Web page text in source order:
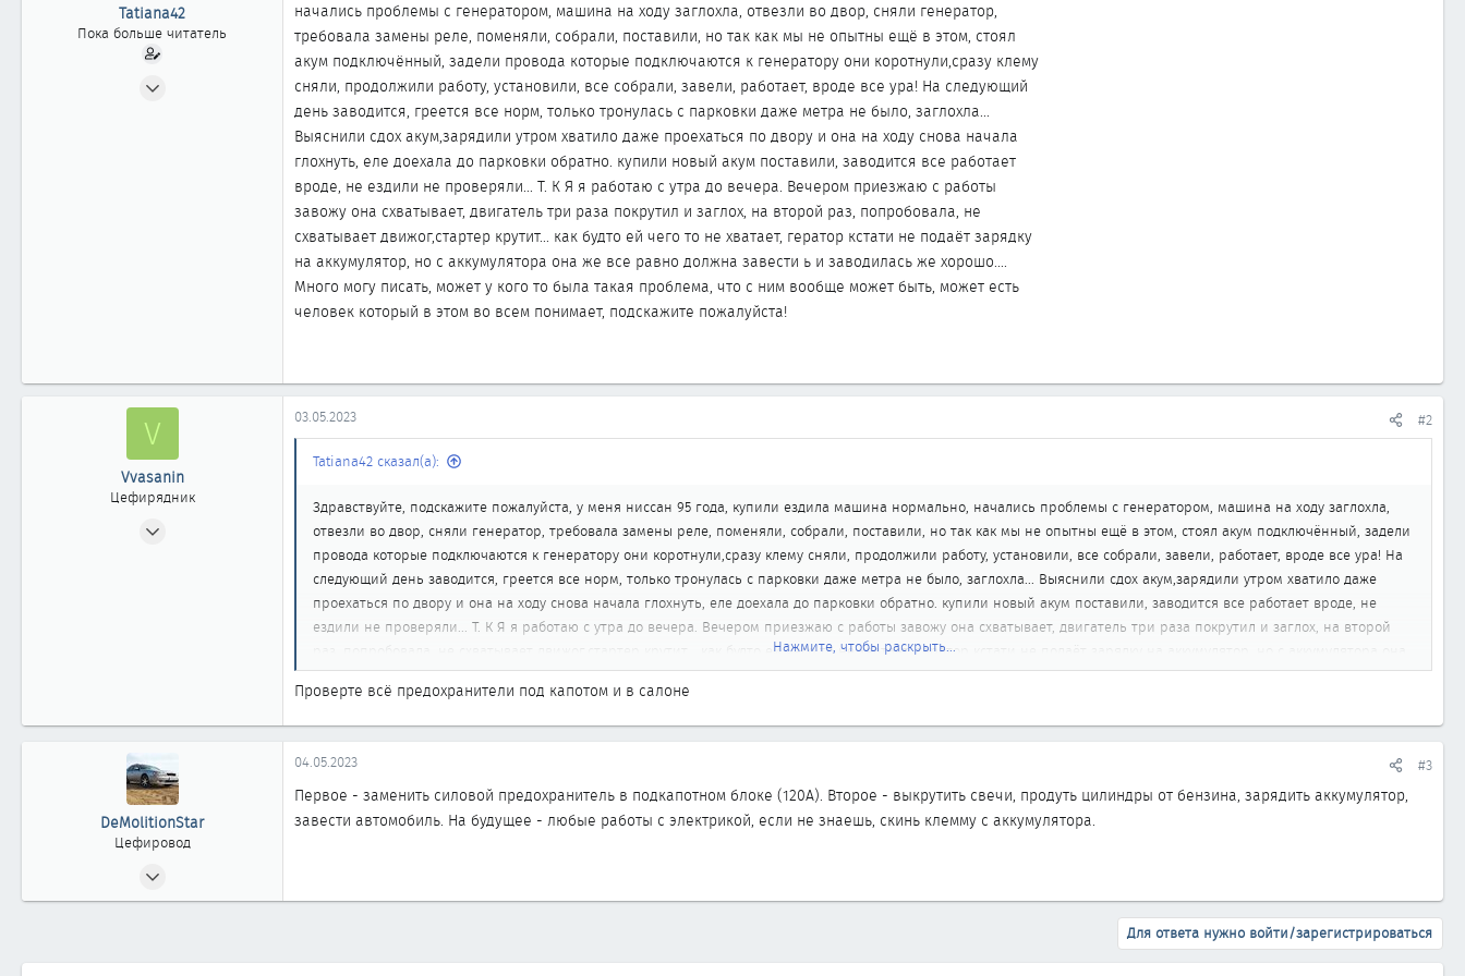
а
Tatiana42
Пока больше читатель
начались проблемы с генератором, машина на ходу заглохла, отвезли во двор, сняли генератор,
требовала замены реле, поменяли, собрали, поставили, но так как мы не опытны ещё в этом, стоял
акум подключённый, задели провода которые подключаются к генератору они коротнули,сразу клему
сняли, продолжили работу, установили, все собрали, завели, работает, вроде все ура! На следующий
день заводится, греется все норм, только тронулась с парковки даже метра не было, заглохла...
Выяснили сдох акум,зарядили утром хватило даже проехаться по двору и она на ходу снова начала
глохнуть, еле доехала до парковки обратно. купили новый акум поставили, заводится все работает
вроде, не ездили не проверяли... Т. К Я я работаю с утра до вечера. Вечером приезжаю с работы
завожу она схватывает, двигатель три раза покрутил и заглох, на второй раз, попробовала, не
схватывает движог,стартер крутит... как будто ей чего то не хватает, гератор кстати не подаёт зарядку
на аккумулятор, но с аккумулятора она же все равно должна завести ь и заводилась же хорошо....
Много могу писать, может у кого то была такая проблема, что с ним вообще может быть, может есть
человек который в этом во всем понимает, подскажите пожалуйста!
V
Vvasanin
Цефирядник
03.05.2023 #2
Tatiana42 сказал(а):
Здравствуйте, подскажите пожалуйста, у меня ниссан 95 года, купили ездила машина нормально, начались проблемы с генератором, машина на ходу заглохла,
отвезли во двор, сняли генератор, требовала замены реле, поменяли, собрали, поставили, но так как мы не опытны ещё в этом, стоял акум подключённый, задели
провода которые подключаются к генератору они коротнули,сразу клему сняли, продолжили работу, установили, все собрали, завели, работает, вроде все ура! На
следующий день заводится, греется все норм, только тронулась с парковки даже метра не было, заглохла... Выяснили сдох акум,зарядили утром хватило даже
проехаться по двору и она на ходу снова начала глохнуть, еле доехала до парковки обратно. купили новый акум поставили, заводится все работает вроде, не
ездили не проверяли... Т. К Я я работаю с утра до вечера. Вечером приезжаю с работы завожу она схватывает, двигатель три раза покрутил и заглох, на второй
раз, попробовала, не схватывает движог,стартер крутит... как будто ей чего то не хватает, гератор кстати не подаёт зарядку на аккумулятор, но с аккумулятора она
же все равно должна завести ь и заводилась же хорошо.... Много могу писать, может у кого то была такая проблема, что с ним вообще может быть, может есть
человек который в этом во всем понимает, подскажите пожалуйста!
Нажмите, чтобы раскрыть...
Проверте всё предохранители под капотом и в салоне
DeMolitionStar
Цефировод
597
04.05.2023 #3
Первое - заменить силовой предохранитель в подкапотном блоке (120А). Второе - выкрутить свечи, продуть цилиндры от бензина, зарядить аккумулятор,
завести автомобиль. На будущее - любые работы с электрикой, если не знаешь, скинь клемму с аккумулятора.
Для ответа нужно войти/зарегистрироваться